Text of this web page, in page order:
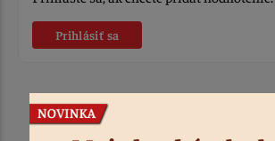
Prihlásiť sa